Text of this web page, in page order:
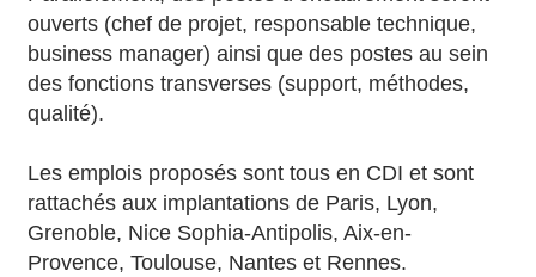
ouverts (chef de projet, responsable technique,
business manager) ainsi que des postes au sein
des fonctions transverses (support, méthodes,
qualité).
Les emplois proposés sont tous en CDI et sont
rattachés aux implantations de Paris, Lyon,
Grenoble, Nice Sophia-Antipolis, Aix-en-
Provence, Toulouse, Nantes et Rennes.